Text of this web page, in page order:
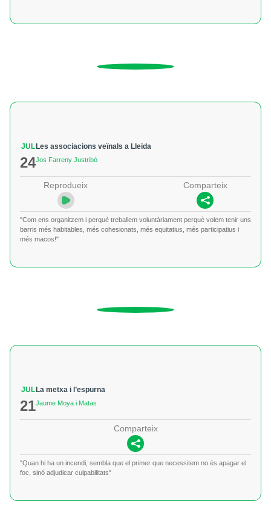
JUL
24
Les associacions veïnals a Lleida
Jos Farreny Justribó
Reprodueix Comparteix
"Com ens organitzem i perquè treballem voluntàriament perquè volem tenir uns
barris més habitables, més cohesionats, més equitatius, més participatius i
més macos!"
JUL
21
La metxa i l’espurna
Jaume Moya i Matas
Comparteix
"Quan hi ha un incendi, sembla que el primer que necessitem no és apagar el
foc, sinó adjudicar culpabilitats"